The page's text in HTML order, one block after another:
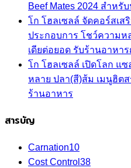
Beef Mates 2024 สำหรั
โก โฮลเซลล์ จัดคอร์สเ
ประกอบการ โชว์ความห
เดียต่อยอด รับร้านอาหา
โก โฮลเซลล์ เปิดโลก แ
หลาย ปลา(สี)ส้ม เมนูฮิต
ร้านอาหาร
สารบัญ
Carnation10
Cost Control 38